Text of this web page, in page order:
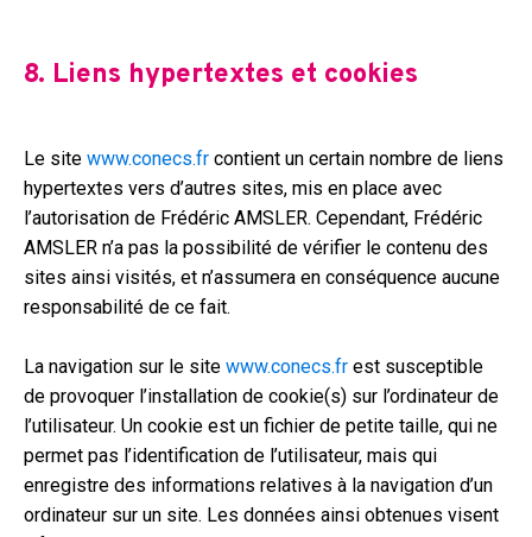
8. Liens hypertextes et cookies
Le site www.conecs.fr contient un certain nombre de liens
hypertextes vers d’autres sites, mis en place avec
l’autorisation de Frédéric AMSLER. Cependant, Frédéric
AMSLER n’a pas la possibilité de vérifier le contenu des
sites ainsi visités, et n’assumera en conséquence aucune
responsabilité de ce fait.
La navigation sur le site www.conecs.fr est susceptible
de provoquer l’installation de cookie(s) sur l’ordinateur de
l’utilisateur. Un cookie est un fichier de petite taille, qui ne
permet pas l’identification de l’utilisateur, mais qui
enregistre des informations relatives à la navigation d’un
ordinateur sur un site. Les données ainsi obtenues visent